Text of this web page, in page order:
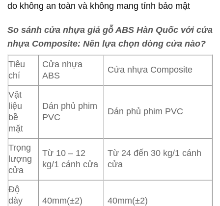
do không an toàn và không mang tính bảo mật
So sánh cửa nhựa giả gỗ ABS Hàn Quốc với cửa
nhựa Composite: Nên lựa chọn dòng cửa nào?
Tiêu
chí
Cửa nhựa
ABS
Cửa nhựa Composite
Vật
liệu
bề
mặt
Dán phủ phim
PVC
Dán phủ phim PVC
Trọng
lượng
cửa
Từ 10 – 12
kg/1 cánh cửa
Từ 24 đến 30 kg/1 cánh
cửa
Độ
dày
40mm(±2) 40mm(±2)